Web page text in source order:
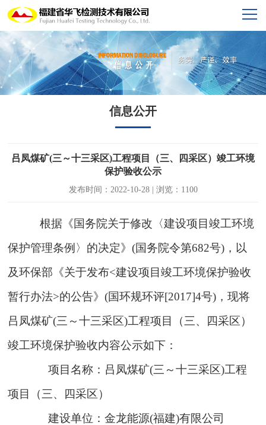
信息公开
吕凤煤矿(三～十三采区)工程项目（三、四采区）竣工环境
保护验收公示
发布时间：2022-10-28 | 浏览：1100
根据《国务院关于修改〈建设项目竣工环境
保护管理条例〉的决定》(国务院令第682号) ，以
及环保部《关于发布<建设项目竣工环境保护验收
暂行办法>的公告》(国环规环评[2017]4号) ，现将
吕凤煤矿(三～十三采区)工程项目（三、四采区）
竣工环境保护验收内容公示如下：
项目名称： 吕凤煤矿(三～十三采区)工程
项目（三、四采区）
建设单位：金龙能源(福建)有限公司